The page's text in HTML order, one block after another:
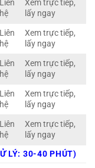
Liên
hệ
Xem trực tiếp,
lấy ngay
Liên
hệ
Xem trực tiếp,
lấy ngay
Liên
hệ
Xem trực tiếp,
lấy ngay
Liên
hệ
Xem trực tiếp,
lấy ngay
Liên
hệ
Xem trực tiếp,
lấy ngay
LÝ: 30-40 PHÚT)